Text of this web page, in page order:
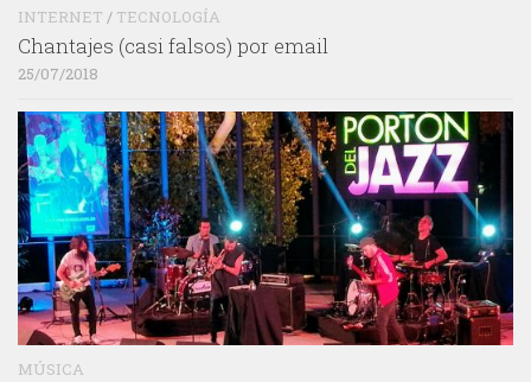
INTERNET / TECNOLOGÍA
Chantajes (casi falsos) por email
25/07/2018
MÚSICA